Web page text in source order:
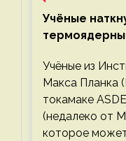
Учёные
Учёные из
Макса Планка
токамаке
(недалеко от
которое